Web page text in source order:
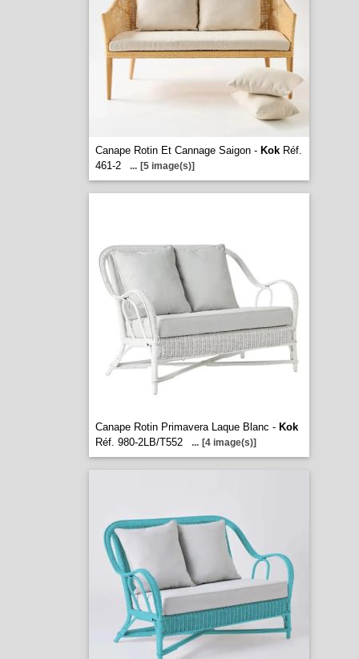
Canape Rotin Et Cannage Saigon - KokRéf.
461-2
... [5 image(s)]
Canape Rotin Primavera Laque Blanc - Kok
Réf. 980-2LB/T552
... [4 image(s)]